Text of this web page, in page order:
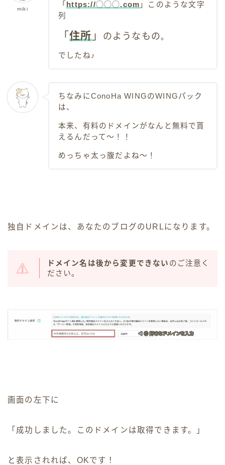
miki
「 https://◯◯◯.com 」このような文字
列
「住所 」 のようなもの。
でしたね♪
ちなみにConoHa WINGのWINGパック
は、
本来、有料のドメインがなんと無料で貰
えるんだって〜！！
めっちゃ太っ腹だよね〜！
独自ドメインは、あなたのブログのURLになります。
ドメイン名は後から変更できない のご注意く
ださい。
画面の左下に
「成功しました。このドメインは取得できます。」
と表示されれば、OKです！